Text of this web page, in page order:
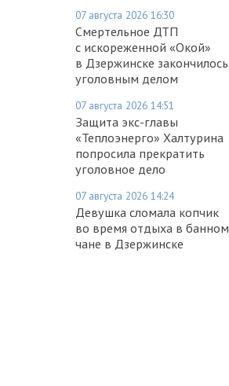
07 августа 2026 16:30
Смертельное ДТП
с искореженной «Окой»
в Дзержинске закончилось
уголовным делом
07 августа 2026 14:51
Защита экс-главы
«Теплоэнерго» Халтурина
попросила прекратить
уголовное дело
07 августа 2026 14:24
Девушка сломала копчик
во время отдыха в банном
чане в Дзержинске